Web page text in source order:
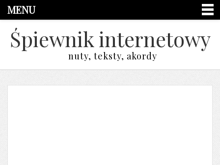
MENU
Śpiewnik internetowy
nuty, teksty, akordy